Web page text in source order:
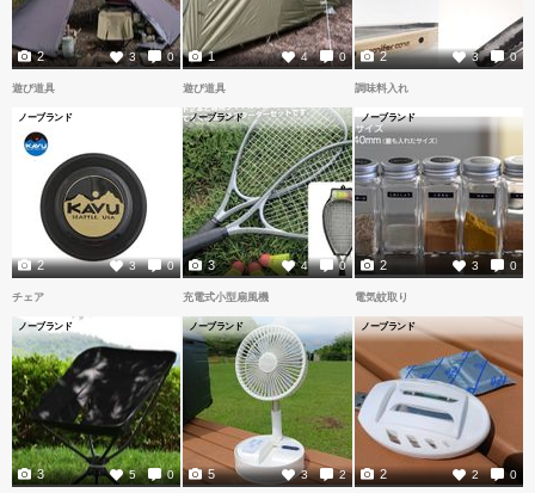
3 0
2 4 0
1 3 0
2
遊び道具
ノーブランド
3 0
2
遊び道具
ノーブランド
4 0
3
調味料入れ
ノーブランド
3 0
2
チェア
ノーブランド
5 0
3
充電式小型扇風機
ノーブランド
3 2
5
電気蚊取り
ノーブランド
2 0
2